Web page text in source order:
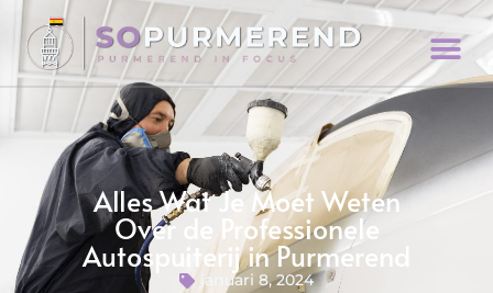
Alles Wat Je Moet Weten
Over de Professionele
Autospuiterij in Purmerend
januari 8, 2024